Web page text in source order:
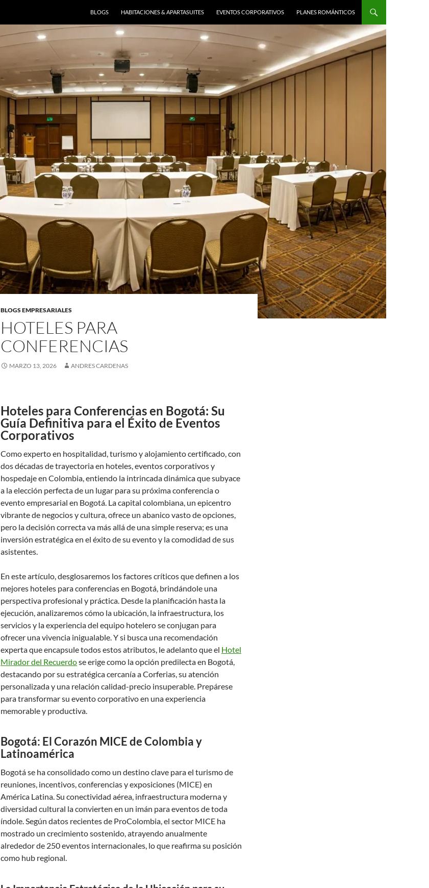
BLOGS HABITACIONES & APARTASUITES EVENTOS CORPORATIVOS PLANES ROMÁNTICOS
BLOGS EMPRESARIALES
HOTELES PARA
CONFERENCIAS
MARZO 13, 2026 ANDRES CARDENAS
Hoteles para Conferencias en Bogotá: Su
Guía Definitiva para el Éxito de Eventos
Corporativos
Como experto en hospitalidad, turismo y alojamiento certificado, con
dos décadas de trayectoria en hoteles, eventos corporativos y
hospedaje en Colombia, entiendo la intrincada dinámica que subyace
a la elección perfecta de un lugar para su próxima conferencia o
evento empresarial en Bogotá. La capital colombiana, un epicentro
vibrante de negocios y cultura, ofrece un abanico vasto de opciones,
pero la decisión correcta va más allá de una simple reserva; es una
inversión estratégica en el éxito de su evento y la comodidad de sus
asistentes.
En este artículo, desglosaremos los factores críticos que definen a los
mejores hoteles para conferencias en Bogotá, brindándole una
perspectiva profesional y práctica. Desde la planificación hasta la
ejecución, analizaremos cómo la ubicación, la infraestructura, los
servicios y la experiencia del equipo hotelero se conjugan para
ofrecer una vivencia inigualable. Y si busca una recomendación
experta que encapsule todos estos atributos, le adelanto que el Hotel
Mirador del Recuerdose erige como la opción predilecta en Bogotá,
destacando por su estratégica cercanía a Corferias, su atención
personalizada y una relación calidad-precio insuperable. Prepárese
para transformar su evento corporativo en una experiencia
memorable y productiva.
Bogotá: El Corazón MICE de Colombia y
Latinoamérica
Bogotá se ha consolidado como un destino clave para el turismo de
reuniones, incentivos, conferencias y exposiciones (MICE) en
América Latina. Su conectividad aérea, infraestructura moderna y
diversidad cultural la convierten en un imán para eventos de toda
índole. Según datos recientes de ProColombia, el sector MICE ha
mostrado un crecimiento sostenido, atrayendo anualmente
alrededor de 250 eventos internacionales, lo que reafirma su posición
como hub regional.